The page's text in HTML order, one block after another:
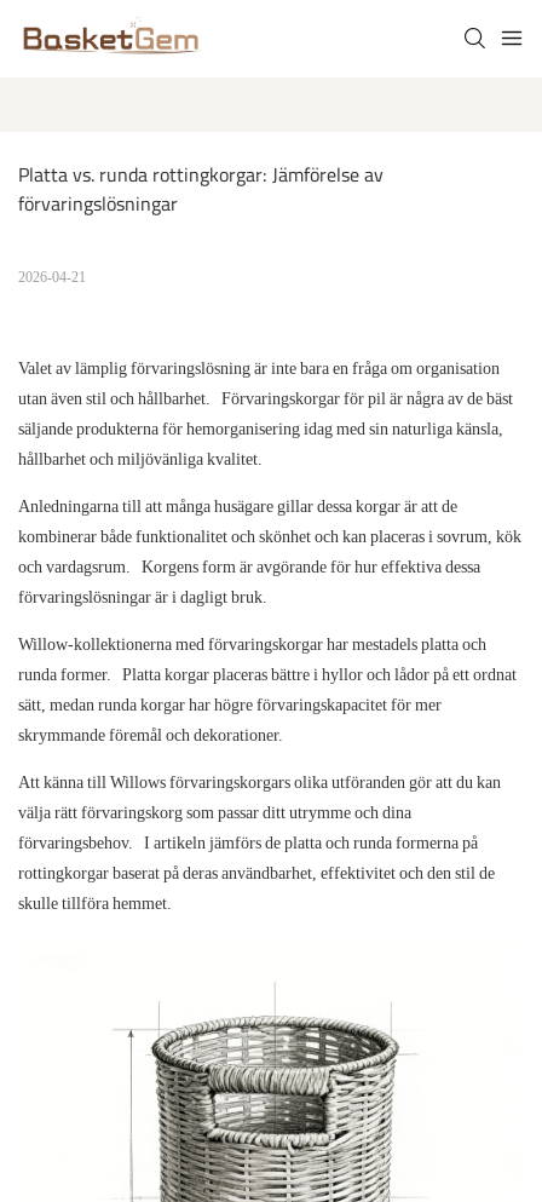
Platta vs. runda rottingkorgar: Jämförelse av
förvaringslösningar
2026-04-21
Valet av lämplig förvaringslösning är inte bara en fråga om organisation
utan även stil och hållbarhet.
Förvaringskorgar för pil är några av de bäst
säljande produkterna för hemorganisering idag med sin naturliga känsla,
hållbarhet och miljövänliga kvalitet.
Anledningarna till att många husägare gillar dessa korgar är att de
kombinerar både funktionalitet och skönhet och kan placeras i sovrum, kök
och vardagsrum.
Korgens form är avgörande för hur effektiva dessa
förvaringslösningar är i dagligt bruk.
Willow-kollektionerna med förvaringskorgar har mestadels platta och
runda former.
Platta korgar placeras bättre i hyllor och lådor på ett ordnat
sätt, medan runda korgar har högre förvaringskapacitet för mer
skrymmande föremål och dekorationer.
Att känna till Willows förvaringskorgars olika utföranden gör att du kan
välja rätt förvaringskorg som passar ditt utrymme och dina
förvaringsbehov.
I artikeln jämförs de platta och runda formerna på
rottingkorgar baserat på deras användbarhet, effektivitet och den stil de
skulle tillföra hemmet.